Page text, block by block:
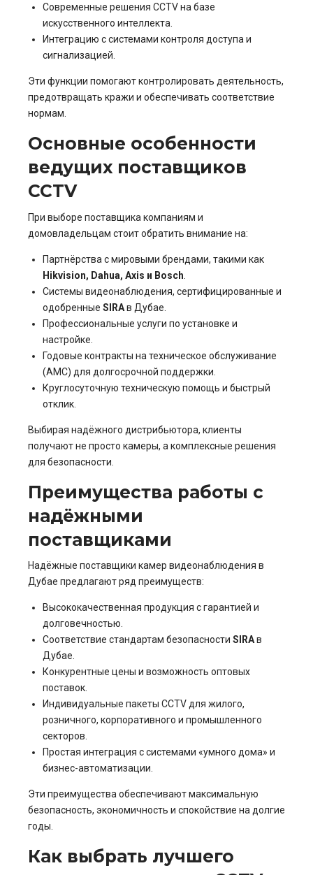
Современные решения CCTV на базе
искусственного интеллекта.
Интеграцию с системами контроля доступа и
сигнализацией.
Эти функции помогают контролировать деятельность,
предотвращать кражи и обеспечивать соответствие
нормам.
Основные особенности
ведущих поставщиков
CCTV
При выборе поставщика компаниям и
домовладельцам стоит обратить внимание на:
Партнёрства с мировыми брендами, такими как
Hikvision, Dahua, Axis и Bosch
Системы видеонаблюдения, сертифицированные и
одобренные SIRAв Дубае.
Профессиональные услуги по установке и
настройке.
Годовые контракты на техническое обслуживание
(AMC) для долгосрочной поддержки.
Круглосуточную техническую помощь и быстрый
отклик.
Выбирая надёжного дистрибьютора, клиенты
получают не просто камеры, а комплексные решения
для безопасности.
Преимущества работы с
надёжными
поставщиками
Надёжные поставщики камер видеонаблюдения в
Дубае предлагают ряд преимуществ:
Высококачественная продукция с гарантией и
долговечностью.
Соответствие стандартам безопасности SIRAв
Дубае.
Конкурентные цены и возможность оптовых
поставок.
Индивидуальные пакеты CCTV для жилого,
розничного, корпоративного и промышленного
секторов.
Простая интеграция с системами «умного дома» и
бизнес-автоматизации.
Эти преимущества обеспечивают максимальную
безопасность, экономичность и спокойствие на долгие
годы.
Как выбрать лучшего